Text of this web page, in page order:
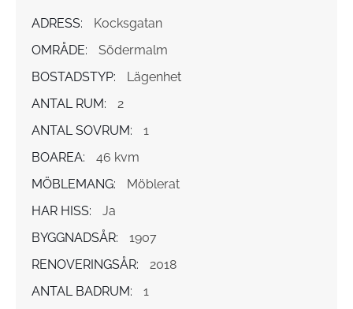
ADRESS:
Kocksgatan
OMRÅDE:
Södermalm
BOSTADSTYP:
Lägenhet
ANTAL RUM:
2
ANTAL SOVRUM:
1
BOAREA:
46 kvm
MÖBLEMANG:
Möblerat
HAR HISS:
Ja
BYGGNADSÅR:
1907
RENOVERINGSÅR:
2018
ANTAL BADRUM:
1